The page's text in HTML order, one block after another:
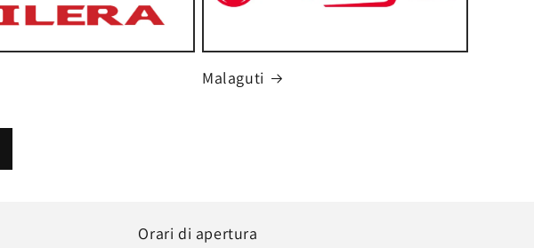
Malaguti
Orari di apertura